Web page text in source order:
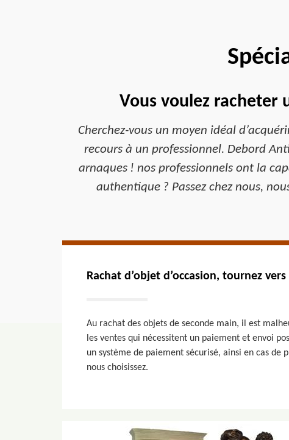
Vous voulez racheter
Cherchez-vous un moyen idéal
recours à un professionnel. Debord
arnaques ! nos professionnels ont la
authentique ? Passez chez nous,
Rachat d’objet d’occasion, tournez
Au rachat des objets de seconde main, il est
les ventes qui nécessitent un paiement et envoi
un système de paiement sécurisé, ainsi en cas
nous choisissez.